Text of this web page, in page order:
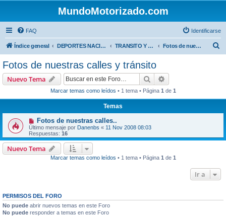
MundoMotorizado.com
FAQ Identificarse
Índice general DEPORTES NACIONALES TRANSITO Y OBRAS PUBLICAS COSTA RICA Fotos de nuestras calles y tránsito
Fotos de nuestras calles y tránsito
Nuevo Tema Buscar
Marcar temas como leídos • 1 tema • Página 1 de 1
Temas
Fotos de nuestras calles..
Último mensaje por Danenbs « 11 Nov 2008 08:03
Respuestas: 16
Nuevo Tema
Marcar temas como leídos • 1 tema • Página 1 de 1
Ir a
PERMISOS DEL FORO
No puede abrir nuevos temas en este Foro
No puede responder a temas en este Foro